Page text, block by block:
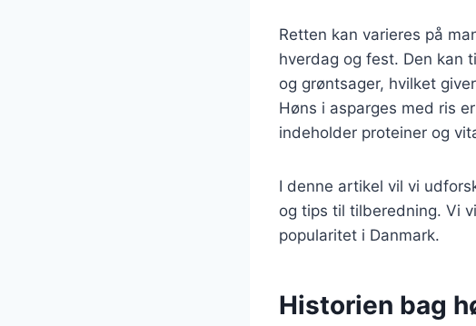
Retten kan varieres på
hverdag og fest. Den kan
og grøntsager, hvilket
Høns i asparges med ris
indeholder proteiner og
I denne artikel vil vi
og tips til tilberedning. Vi
popularitet i Danmark.
Historien bag